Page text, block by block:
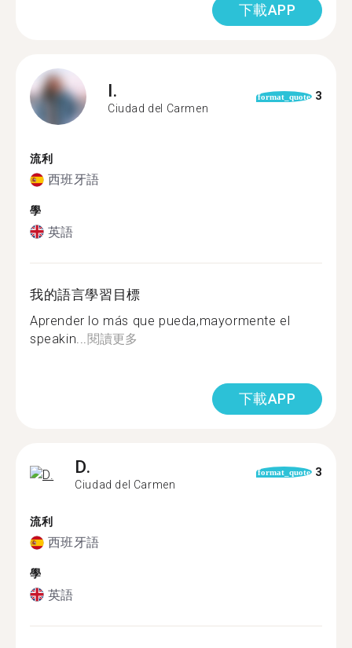
下載APP
I.
Ciudad del Carmen
format_quote 3
流利
西班牙語
學
英語
我的語言學習目標
Aprender lo más que pueda,mayormente el
speakin... 閱讀更多
下載APP
D.
Ciudad del Carmen
format_quote 3
流利
西班牙語
學
英語